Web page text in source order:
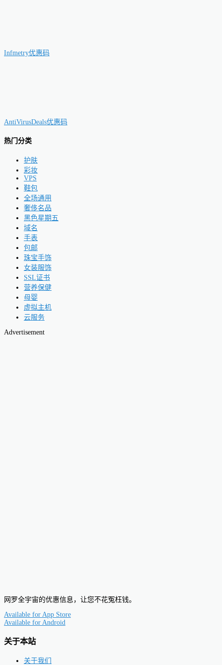
Infmetry优惠码
AntiVirusDeals优惠码
热门分类
护肤
彩妆
VPS
鞋包
全场通用
奢侈名品
黑色星期五
域名
手表
包邮
珠宝手饰
女装服饰
SSL证书
营养保健
母婴
虚拟主机
云服务
Advertisement
网罗全宇宙的优惠信息，让您不花冤枉钱。
Available for App Store
Available for Android
关于本站
关于我们